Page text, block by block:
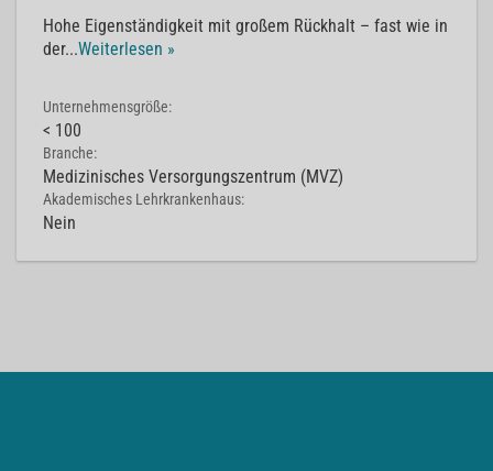
Hohe Eigenständigkeit mit großem Rückhalt – fast wie in
der...Weiterlesen »
Unternehmensgröße:
< 100
Branche:
Medizinisches Versorgungszentrum (MVZ)
Akademisches Lehrkrankenhaus:
Nein